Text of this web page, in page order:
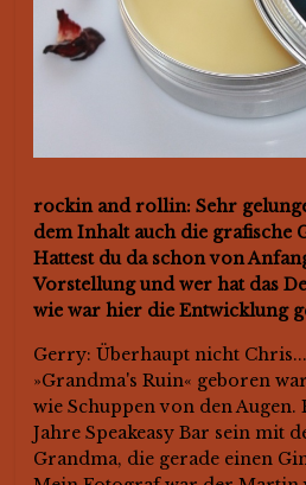
rockin and rollin: Sehr
dem Inhalt auch die grafische
Hattest du da schon von
Vorstellung und wer hat das
wie war hier die Entwicklung
Gerry: Überhaupt nicht
»Grandma's Ruin« geboren
wie Schuppen von den Augen.
Jahre Speakeasy Bar sein mit
Grandma, die gerade einen